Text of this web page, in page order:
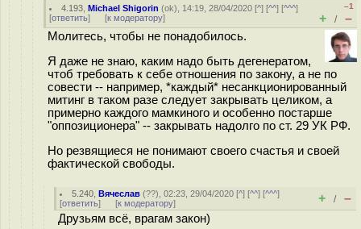
4.193 ,Michael Shigorin (ok), 14:19, 28/04/2020 [^] [^^] [^^^]
[ответить] [к модератору]
–1
+ / –
Молитесь, чтобы не понадобилось.
Я даже не знаю, каким надо быть дегенератом,
чтоб требовать к себе отношения по закону, а не по
совести -- например, *каждый* несанкционированный
митинг в таком разе следует закрывать целиком, а
примерно каждого мамкиного и особенно постарше
"оппозиционера" -- закрывать надолго по ст. 29 УК РФ.
Но резвящиеся не понимают своего счастья и своей
фактической свободы.
5.240 ,Вячеслав (??), 02:23, 29/04/2020 [^] [^^] [^^^]
[ответить] [к модератору] + / –
Друзьям всё, врагам закон)